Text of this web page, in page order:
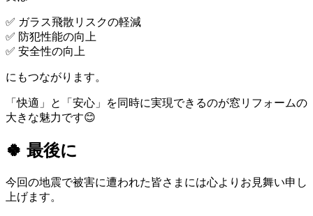
✅ ガラス飛散リスクの軽減
✅ 防犯性能の向上
✅ 安全性の向上
にもつながります。
「快適」と「安心」を同時に実現できるのが窓リフォームの
大きな魅力です😊
🍀 最後に
今回の地震で被害に遭われた皆さまには心よりお見舞い申し
上げます。